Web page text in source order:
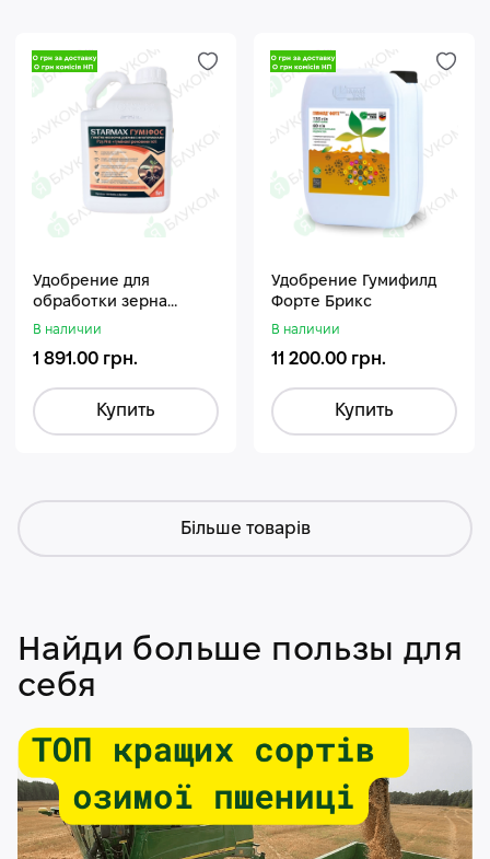
Удобрение для
обработки зерна
Стармакс Гумифос
В наличии
1 891.00 грн.
Купить
Удобрение Гумифилд
Форте Брикс
В наличии
11 200.00 грн.
Купить
Більше товарів
Найди больше пользы для
себя